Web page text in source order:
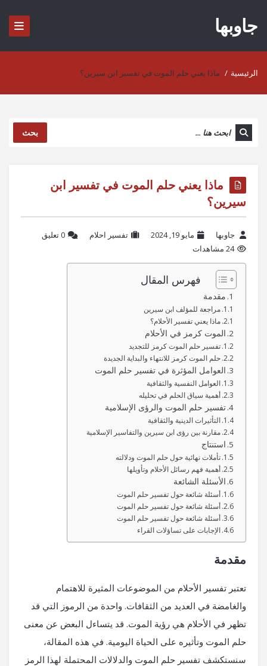
جاوبها
الرئيسية / ماذا يعني حلم الموت في تفسير ابن سيرين؟
بحث
ماذا يعني حلم الموت في تفسير ابن
سيرين؟
جاوبها مايو 19, 2024 تفسير احلام
‫0 تعليق
24 مشاهدات
فهرس المقال
مقدمة
مراجعة للمؤلف ابن سيرين
ماذا يعني تفسير الأحلام؟
الموت كرمز في الأحلام
تفسير حلم الموت كرمز للتجديد
حلم الموت كرمز للانتهاء والبداية الجديدة
العوامل المؤثرة في تفسير حلم الموت
العوامل النفسية والثقافية
أهمية سياق الحلم في تحليله
تفسير حلم الموت والرؤى الإسلامية
التأثيرات الدينية والثقافية
مقارنة بين رؤى ابن سيرين والتفاسير الإسلامية
استنتاج
تأملات نهائية حول حلم الموت ودلالته
أهمية فهم رسائل الأحلام وتأويلها
الأسئلة الشائعة
أسئلة شائعة حول تفسير حلم الموت
أسئلة شائعة حول تفسير حلم الموت
أسئلة شائعة حول تفسير حلم الموت
الإجابات على تساؤلات القراء
مقدمة
تعتبر تفسير الأحلام من الموضوعات المثيرة للاهتمام
والغامضة في العديد من الثقافات. واحدة من الرموز التي قد
تظهر في الأحلام هي رؤية الموت. قد يتساءل البعض عن معنى
حلم الموت وتأثيره على الحياة اليومية. في هذه المقالة،
سنستكشف تفسير حلم الموت والدلالات المحتملة لهذا الرمز